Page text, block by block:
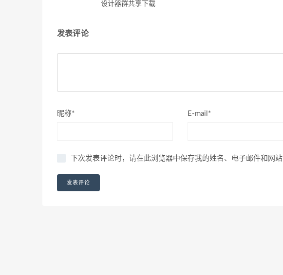
设计器群共享下载
发表评论
昵称* E-mail*
下次发表评论时，请在此浏览器中保存我的姓名、电子邮件和网站